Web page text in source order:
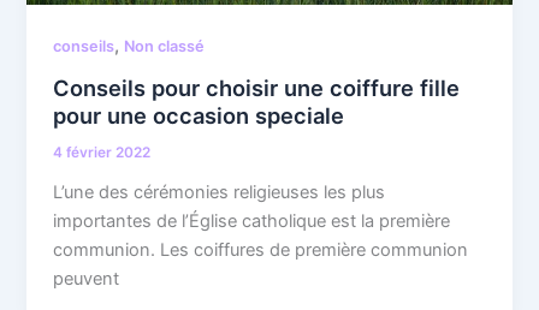
conseils, Non classé
Conseils pour choisir une coiffure fille
pour une occasion speciale
4 février 2022
L’une des cérémonies religieuses les plus
importantes de l’Église catholique est la première
communion. Les coiffures de première communion
peuvent